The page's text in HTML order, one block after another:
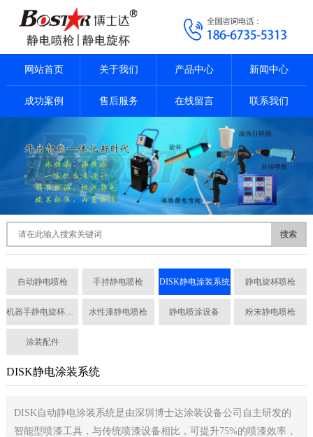
网站首页 关于我们 产品中心 新闻中心
成功案例 售后服务 在线留言 联系我们
搜索
自动静电喷枪 手持静电喷枪 DISK静电涂装系统 静电旋杯喷枪
机器手静电旋杯喷枪 水性漆静电喷枪 静电喷涂设备 粉末静电喷枪
涂装配件
DISK静电涂装系统
DISK自动静电涂装系统是由深圳博士达涂装设备公司自主研发的
智能型喷漆工具，与传统喷漆设备相比，可提升75%的喷漆效率，